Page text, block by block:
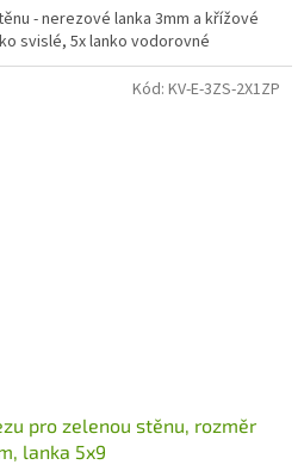
- nerezové lanka 3mm a křížové
svislé, 5x lanko vodorovné
pro zelenou stěnu, rozměr
lanka 5x9
Kód: KV-E-3ZS-2X1ZP